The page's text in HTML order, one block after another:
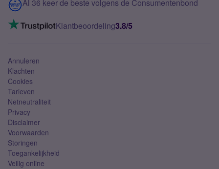
Mobiel internet
Mobiel abonnement
VoLTE 4G bellen
Al 36 keer de beste volgens de Consumentenbond
Klantbeoordeling3.8/5
Annuleren
Klachten
Cookies
Tarieven
Netneutraliteit
Privacy
Disclaimer
Voorwaarden
Storingen
Toegankelijkheid
Veilig online